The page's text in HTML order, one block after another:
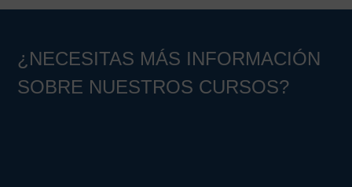
¿NECESITAS MÁS INFORMACIÓN
SOBRE NUESTROS CURSOS?